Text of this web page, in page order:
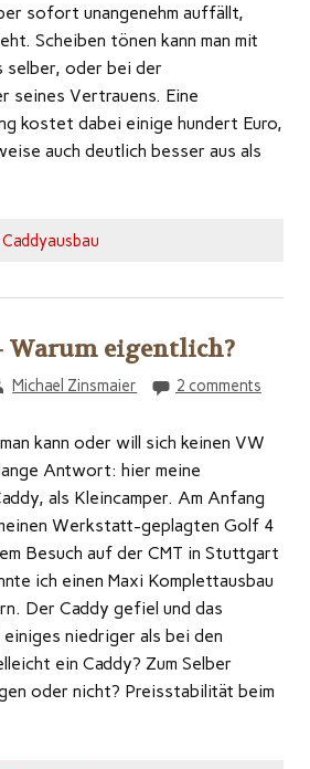
sofort unangenehm auffällt,
Scheiben tönen kann man mit
selber, oder bei der
seines Vertrauens. Eine
kostet dabei einige hundert Euro,
auch deutlich besser aus als
Caddyausbau
Warum eigentlich?
Michael Zinsmaier 2 comments
kann oder will sich keinen VW
Antwort: hier meine
als Kleincamper. Am Anfang
Werkstatt-geplagten Golf 4
Besuch auf der CMT in Stuttgart
ich einen Maxi Komplettausbau
Der Caddy gefiel und das
niedriger als bei den
ein Caddy? Zum Selber
oder nicht? Preisstabilität beim